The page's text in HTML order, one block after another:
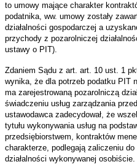
to umowy mające charakter
podatnika, ww. umowy zostały
działalności gospodarczej a
przychody z pozarolniczej
ustawy o PIT).
Zdaniem Sądu z art. art. 10 ust. 1
wynika, że dla potrzeb podatku PIT
ma zarejestrowaną pozarolniczą
świadczeniu usług zarządzania
ustawodawca zadecydował, że
tytułu wykonywania usług na
przedsiębiorstwem, kontraktów
charakterze, podlegają zaliczeniu
działalności wykonywanej osobiście.